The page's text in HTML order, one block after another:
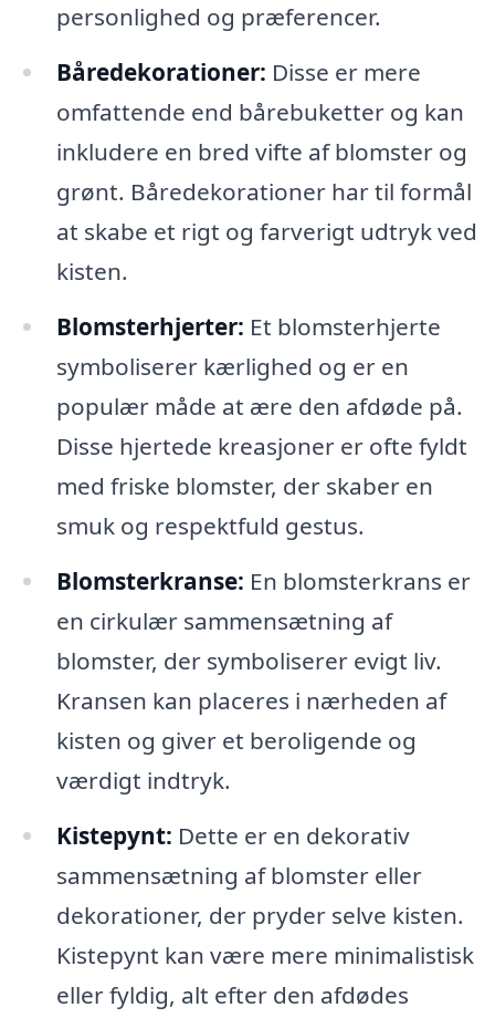
personlighed og præferencer.
Båredekorationer: Disse er mere
omfattende end bårebuketter og kan
inkludere en bred vifte af blomster og
grønt. Båredekorationer har til formål
at skabe et rigt og farverigt udtryk ved
kisten.
Blomsterhjerter: Et blomsterhjerte
symboliserer kærlighed og er en
populær måde at ære den afdøde på.
Disse hjertede kreasjoner er ofte fyldt
med friske blomster, der skaber en
smuk og respektfuld gestus.
Blomsterkranse: En blomsterkrans er
en cirkulær sammensætning af
blomster, der symboliserer evigt liv.
Kransen kan placeres i nærheden af
kisten og giver et beroligende og
værdigt indtryk.
Kistepynt: Dette er en dekorativ
sammensætning af blomster eller
dekorationer, der pryder selve kisten.
Kistepynt kan være mere minimalistisk
eller fyldig, alt efter den afdødes